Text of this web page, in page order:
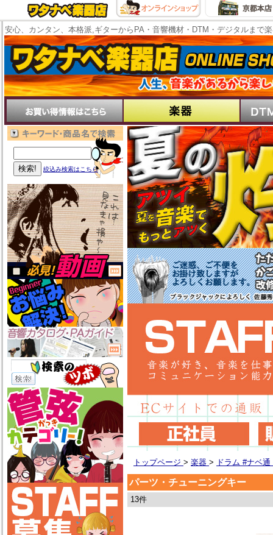
安心、カンタン、本格派,ギターからPA・音響機材・DTM・デジタルまで
絞込み検索はこちら
トップページ > 楽器 > ドラム #ナベ
パーツ・チューニングキー
13件